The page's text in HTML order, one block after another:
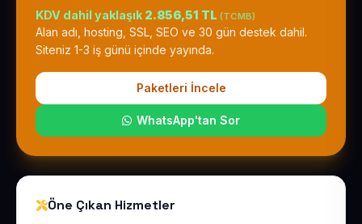
KDV dahil yaklaşık 2.856,51 TL (TCMB)
Alan adı, hosting, SSL, SEO ve 30 gün destek dahil.
Siteniz 1-3 iş günü içinde yayında.
Paketleri İncele
WhatsApp'tan Sor
Öne Çıkan Hizmetler